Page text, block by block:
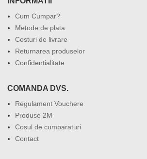
Cum Cumpar?
Metode de plata
Costuri de livrare
Returnarea produselor
Confidentialitate
COMANDA DVS.
Regulament Vouchere
Produse 2M
Cosul de cumparaturi
Contact